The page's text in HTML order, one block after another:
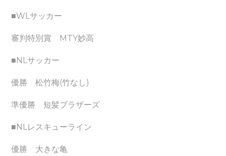
■WLサッカー
審判特別賞 MTY妙高
■NLサッカー
優勝 松竹梅(竹なし)
準優勝 短髪ブラザーズ
■NLレスキューライン
優勝 大きな亀